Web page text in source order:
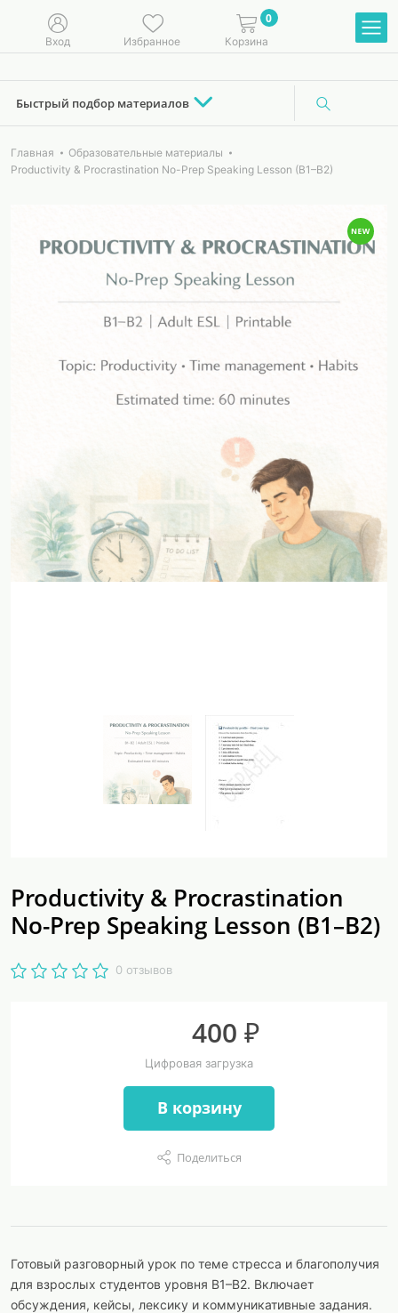
Вход Избранное
0
Корзина
Быстрый подбор материалов
Главная
Образовательные материалы
Productivity & Procrastination No-Prep Speaking Lesson (B1–B2)
Productivity & Procrastination
No-Prep Speaking Lesson (B1–B2)
0 отзывов
400 ₽
Цифровая загрузка
В корзину
Поделиться
Готовый разговорный урок по теме стресса и благополучия
для взрослых студентов уровня B1–B2. Включает
обсуждения, кейсы, лексику и коммуникативные задания.